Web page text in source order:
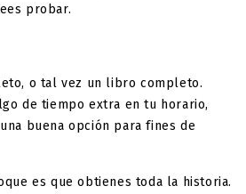
probar.
o tal vez un libro completo.
de tiempo extra en tu horario,
buena opción para fines de
es que obtienes toda la historia.